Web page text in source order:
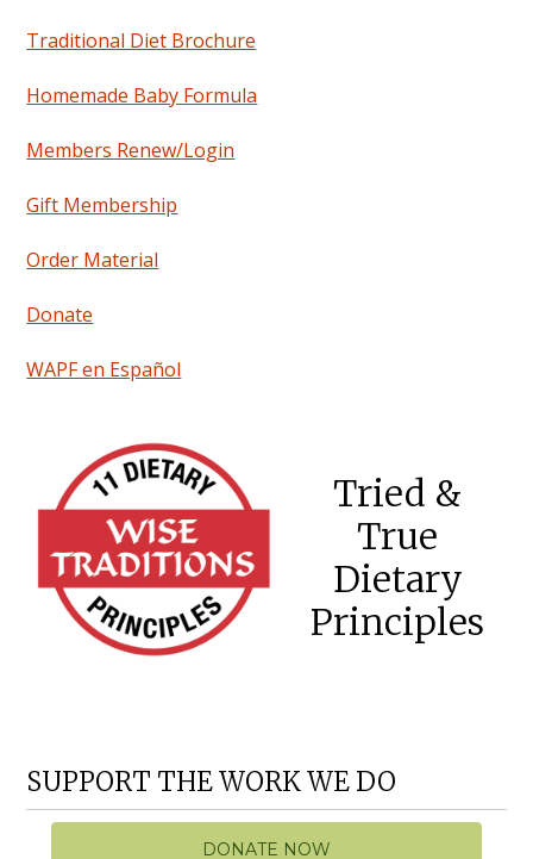
Traditional Diet Brochure
Homemade Baby Formula
Members Renew/Login
Gift Membership
Order Material
Donate
WAPF en Español
Tried &
True
Dietary
Principles
SUPPORT THE WORK WE DO
DONATE NOW